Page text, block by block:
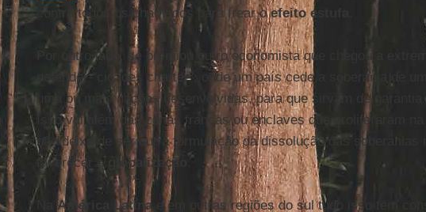
contra todos os chamados para frear oefeito estufa
Por outro lado, se premiou outro economista que chegou a
defender “cidades charter”, onde um país cede a soberania de
uma ou mais nações desenvolvidas, para que sirvam de
Isso vai além das zonas francas ou enclaves que proliferaram na
não deixa de ser outra formulação da dissolução das soberanias
favorecer a
globalização
NaAmérica Latina e em outras regiões do sul tudo isso tem